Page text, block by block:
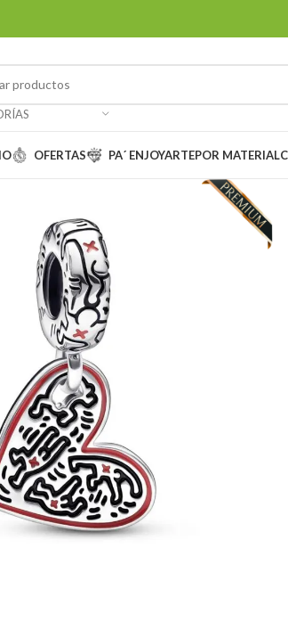
OFERTAS PA´ ENJOYARTEPOR MATERIAL